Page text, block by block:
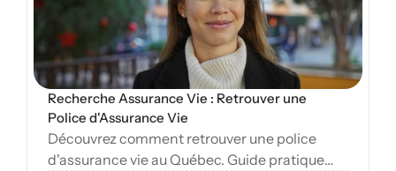
Recherche Assurance Vie : Retrouver une
Police d'Assurance Vie
Découvrez comment retrouver une police
d'assurance vie au Québec. Guide pratique